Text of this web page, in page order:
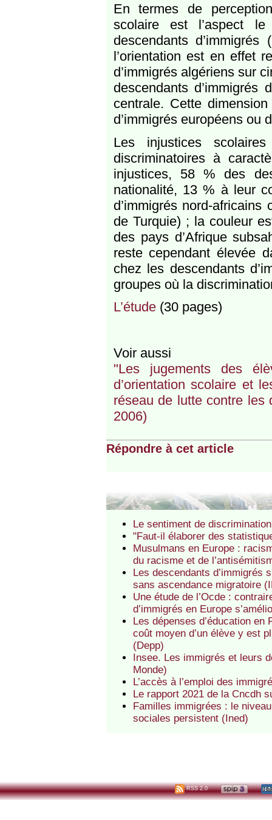
En termes de
scolaire est l’aspect
descendants
l’orientation est en effet
d’immigrés algériens sur
descendants
centrale. Cette
d’immigrés européens ou
Les injustices
discriminatoires à
injustices, 58 % des
nationalité, 13 % à leur
d’immigrés
de Turquie) ; la couleur
des pays d’Afrique
reste cependant élevée
chez les descendants
groupes où la
L’étude(30 pages)
Voir aussi
"Les jugements des
d’orientation scolaire et
réseau de lutte contre les
2006)
Répondre à cet article
Le sentiment de
"Faut-il élaborer des
Musulmans en Europe :
du racisme et de
Les descendants d’immigrés
sans ascendance migratoire
Une étude de l’Ocde :
d’immigrés en Europe
Les dépenses d’éducation
coût moyen d’un élève y est
(Depp)
Insee. Les immigrés et leurs
Monde)
L’accès à l’emploi des
Le rapport 2021 de la Cncdh
Familles immigrées : le
sociales persistent (Ined)
RSS 2.0